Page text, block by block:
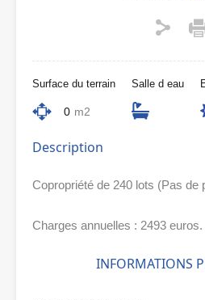
Surface du terrain
0 m2
Salle d eau
Description
Copropriété de 240 lots (Pas de
Charges annuelles : 2493 euros.
INFORMATIONS